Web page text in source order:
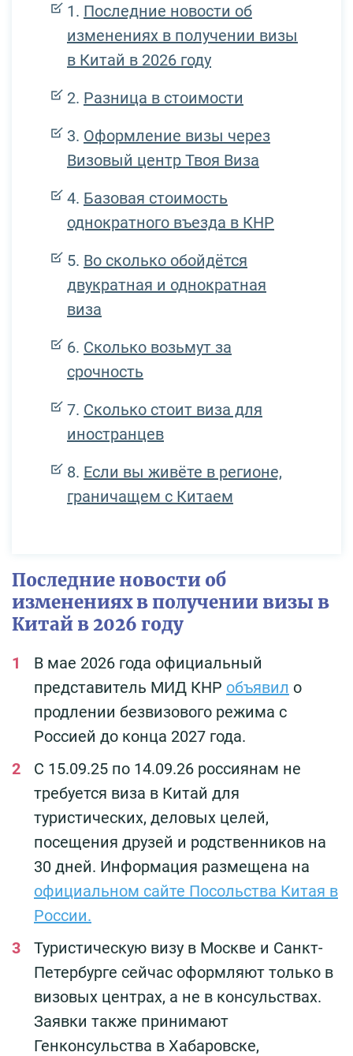
Последние новости об
изменениях в получении визы
в Китай в 2026 году
Разница в стоимости
Оформление визы через
Визовый центр Твоя Виза
Базовая стоимость
однократного въезда в КНР
Во сколько обойдётся
двукратная и однократная
виза
Сколько возьмут за
срочность
Сколько стоит виза для
иностранцев
Если вы живёте в регионе,
граничащем с Китаем
Последние новости об
изменениях в получении визы в
Китай в 2026 году
В мае 2026 года официальный
представитель МИД КНР объявил о
продлении безвизового режима с
Россией до конца 2027 года.
С 15.09.25 по 14.09.26 россиянам не
требуется виза в Китай для
туристических, деловых целей,
посещения друзей и родственников на
30 дней. Информация размещена на
официальном сайте Посольства Китая в
России.
Туристическую визу в Москве и Санкт-
Петербурге сейчас оформляют только в
визовых центрах, а не в консульствах.
Заявки также принимают
Генконсульства в Хабаровске,